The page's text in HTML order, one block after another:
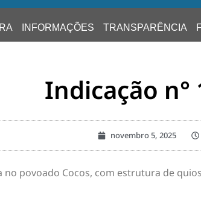
INFORMAÇÕES TRANSPARÊNCIA
Indicação n°
novembro 5, 2025
no povoado Cocos, com estrutura de